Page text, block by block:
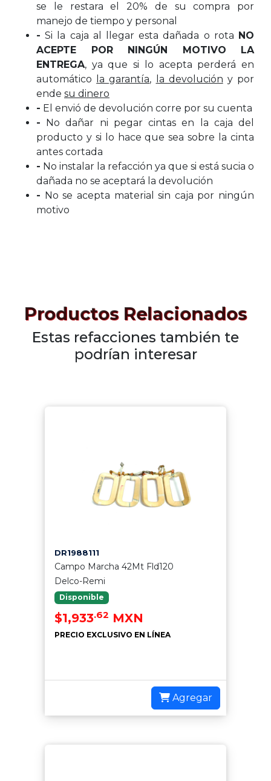
se le restara el 20% de su compra por
manejo de tiempo y personal
- Si la caja al llegar esta dañada o rota NO
ACEPTE POR NINGÚN MOTIVO LA
ENTREGA, ya que si lo acepta perderá en
automático
la garantía, la devolución y por
ende su dinero
- El envió de devolución corre por su cuenta
- No dañar ni pegar cintas en la caja del
producto y si lo hace que sea sobre la cinta
antes cortada
- No instalar la refacción ya que si está sucia o
dañada no se aceptará la devolución
- No se acepta material sin caja por ningún
motivo
Productos Relacionados
Estas refacciones también te
podrían interesar
DR1988111
Campo Marcha 42Mt Fld120
Delco-Remi
Disponible
$1,933.62 MXN
PRECIO EXCLUSIVO EN LÍNEA
Agregar